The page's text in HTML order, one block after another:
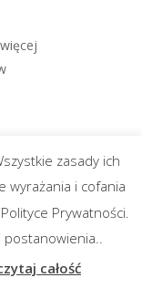
internetowe
zasady ich
wyrażania i cofania
Prywatności.
postanowienia..
całość